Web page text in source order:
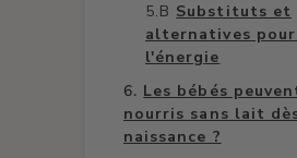
Substituts et
alternatives
l'énergie
Les bébés
nourris sans lait
naissance ?